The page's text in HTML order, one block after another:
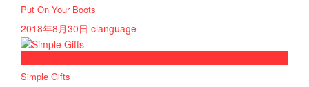
Put On Your Boots
2018年8月30日 clanguage
Simple Gifts